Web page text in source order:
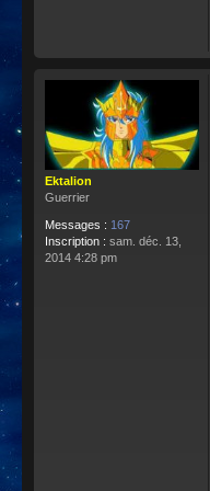
Ektalion
Guerrier
Messages : 167
Inscription : sam. déc. 13,
2014 4:28 pm